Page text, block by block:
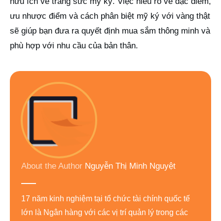
ưu nhược điểm và cách phân biệt mỹ ký với vàng thật
sẽ giúp bạn đưa ra quyết định mua sắm thông minh và
phù hợp với nhu cầu của bản thân.
About the Author Nguyễn Thị Minh Nguyệt
17 năm kinh nghiệm tại tổ chức tài chính quốc tế
lớn là Ngân hàng với các vị trí quản lý trong các